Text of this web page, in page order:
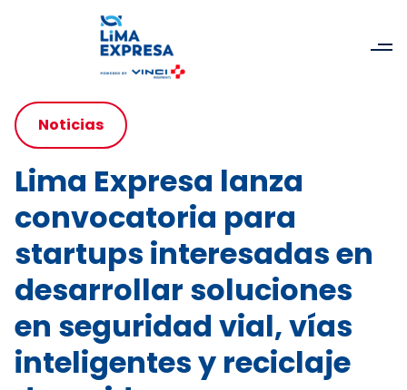
Noticias
Lima Expresa lanza
convocatoria para
startups interesadas en
desarrollar soluciones
en seguridad vial, vías
inteligentes y reciclaje